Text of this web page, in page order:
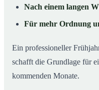
Nach einem langen
Für mehr Ordnung
Ein professioneller
schafft die Grundlage für
kommenden Monate.